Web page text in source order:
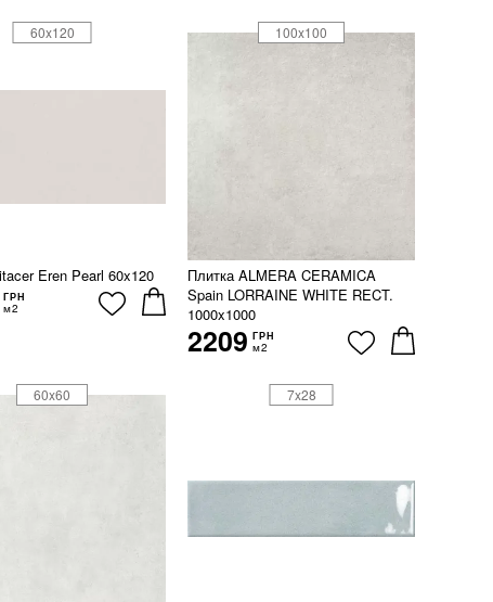
Eren Pearl 60x120
ГРН
м2
60x120
Плитка ALMERA CERAMICA
Spain LORRAINE WHITE RECT.
1000x1000
2209 ГРН
м2
100x100
60x60 7x28